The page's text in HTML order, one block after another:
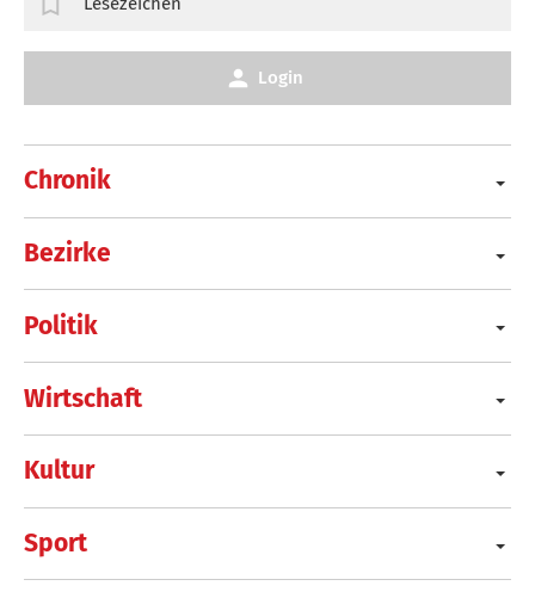
Chronik
Bezirke
Politik
Wirtschaft
Kultur
Sport
Login